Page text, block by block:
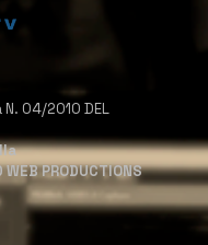
04/2010 DEL
WEB PRODUCTIONS